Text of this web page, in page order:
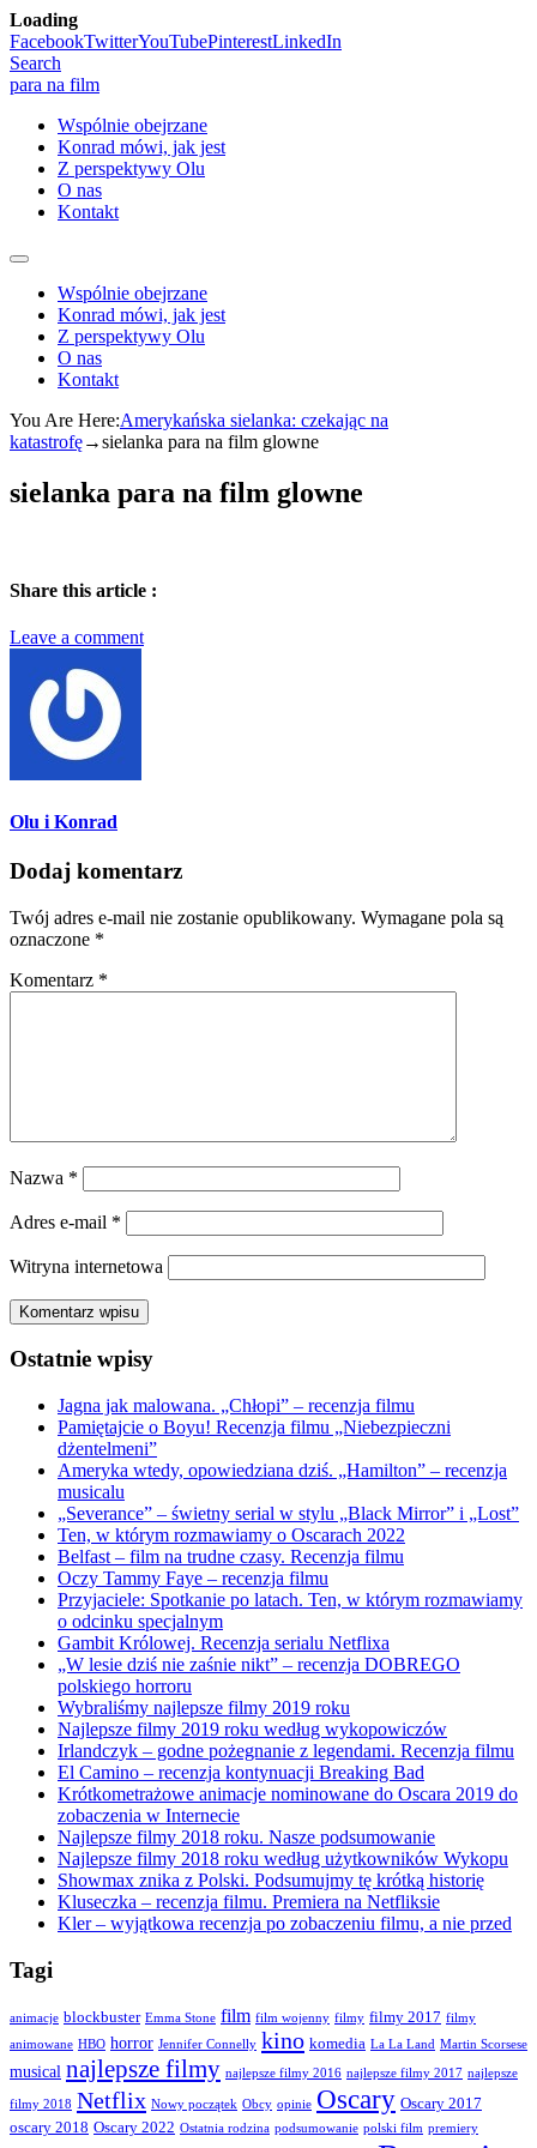
Loading
Skip
to
content
FacebookTwitterYouTubePinterestLinkedIn
Search
para na film
Wspólnie obejrzane
Konrad mówi, jak jest
Z perspektywy Olu
O nas
Kontakt
Wspólnie obejrzane
Konrad mówi, jak jest
Z perspektywy Olu
O nas
Kontakt
You Are Here:Amerykańska sielanka: czekając na
katastrofę→sielanka para na film glowne
sielanka para na film glowne
Share this article :
Leave a comment
Olu i Konrad
Dodaj komentarz
Twój adres e-mail nie zostanie opublikowany. Wymagane pola są
oznaczone *
Komentarz *
Nazwa *
Adres e-mail *
Witryna internetowa
Ostatnie wpisy
Jagna jak malowana. „Chłopi” – recenzja filmu
Pamiętajcie o Boyu! Recenzja filmu „Niebezpieczni
dżentelmeni”
Ameryka wtedy, opowiedziana dziś. „Hamilton” – recenzja
musicalu
„Severance” – świetny serial w stylu „Black Mirror” i „Lost”
Ten, w którym rozmawiamy o Oscarach 2022
Belfast – film na trudne czasy. Recenzja filmu
Oczy Tammy Faye – recenzja filmu
Przyjaciele: Spotkanie po latach. Ten, w którym rozmawiamy
o odcinku specjalnym
Gambit Królowej. Recenzja serialu Netflixa
„W lesie dziś nie zaśnie nikt” – recenzja DOBREGO
polskiego horroru
Wybraliśmy najlepsze filmy 2019 roku
Najlepsze filmy 2019 roku według wykopowiczów
Irlandczyk – godne pożegnanie z legendami. Recenzja filmu
El Camino – recenzja kontynuacji Breaking Bad
Krótkometrażowe animacje nominowane do Oscara 2019 do
zobaczenia w Internecie
Najlepsze filmy 2018 roku. Nasze podsumowanie
Najlepsze filmy 2018 roku według użytkowników Wykopu
Showmax znika z Polski. Podsumujmy tę krótką historię
Kluseczka – recenzja filmu. Premiera na Netfliksie
Kler – wyjątkowa recenzja po zobaczeniu filmu, a nie przed
Tagi
animacje blockbuster Emma Stone film film wojenny filmy filmy 2017 filmy
animowane HBO horror Jennifer Connelly kino komedia La La Land Martin Scorsese
musical najlepsze filmy najlepsze filmy 2016 najlepsze filmy 2017 najlepsze
filmy 2018 Netflix Nowy początek Obcy opinie Oscary Oscary 2017
oscary 2018 Oscary 2022 Ostatnia rodzina podsumowanie polski film premiery